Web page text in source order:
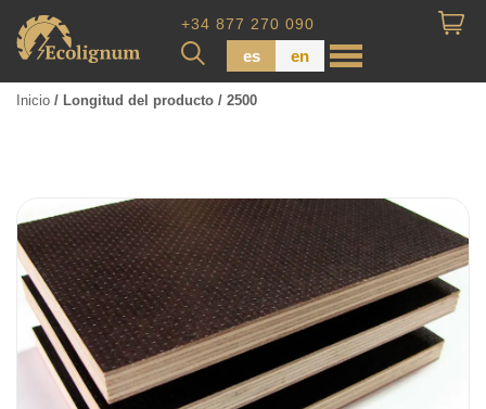
+34 877 270 090
es en
Tabla de piso
Tableros de Madera
Tablo calibrada
Inicio / Longitud del producto / 2500